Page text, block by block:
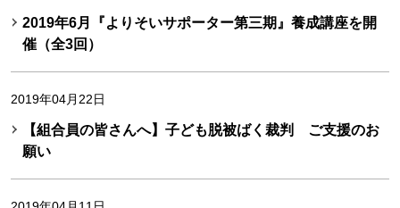
2019年6月『よりそいサポーター第三期』養成講座を開
催（全3回）
2019年04月22日
【組合員の皆さんへ】子ども脱被ばく裁判 ご支援のお
願い